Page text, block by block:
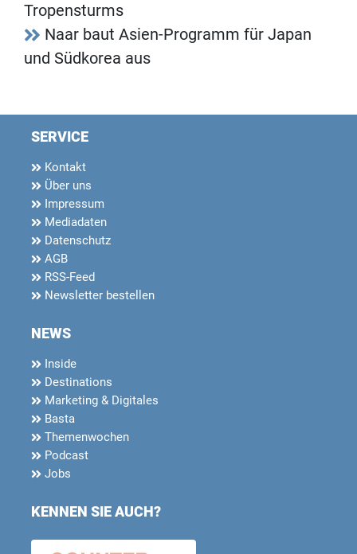
Tropensturms
Naar baut Asien-Programm für Japan
und Südkorea aus
SERVICE
Kontakt
Über uns
Impressum
Mediadaten
Datenschutz
AGB
RSS-Feed
Newsletter bestellen
NEWS
Inside
Destinations
Marketing & Digitales
Basta
Themenwochen
Podcast
Jobs
KENNEN SIE AUCH?